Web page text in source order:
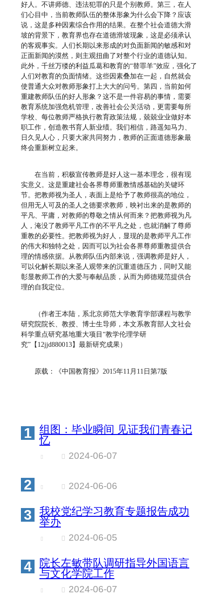
好人。不讲师德、违法犯罪的只是个别教师。第三，在人
们心目中，当前教师队伍的整体形象为什么会下降？应该
说，这是多种因素综合作用的结果。在整个社会道德大滑
坡的背景下，教育界也存在道德滑坡现象，这是必须承认
的客观事实。人们长期以来形成的对负面新闻的敏感和对
正面新闻的漠然，则主观扭曲了对整个行业的道德认知。
此外，千丝万缕的利益瓜葛和教育的“替罪羊”效应，强化了
人们对教育的负面情绪。这些因素叠加在一起，自然就会
使普通大众对教师形象打上大大的问号。第四，当前如何
重建教师队伍的好人形象？这不是一件容易的事情，需要
教育系统加强危机管理，改善社会公关活动，更需要每所
学校、每位教师严格执行教育政策法规，兢兢业业做好本
职工作，创造教书育人新业绩。我们相信，路遥知马力、
日久见人心，只要大家共同努力，教师的正面道德形象最
终会重新树立起来。
在当前，积极宣传教师是好人这一基本理念，很有现
实意义。这是重建社会各界尊师重教情感基础的关键环
节。把教师视为圣人，表面上是给予了教师很高的地位，
但用无人可及的圣人之德要求教师，映衬出来的是教师的
平凡、平庸，对教师的尊敬之情从何而来？把教师视为凡
人，淹没了教师平凡工作的不平凡之处，也就消解了尊师
重教的必要性。把教师视为好人，显现的是教师平凡工作
的伟大和独特之处，因而可以为社会各界尊师重教提供合
理的情感依据。从教师队伍内部来说，强调教师是好人，
可以化解长期以来圣人观带来的沉重道德压力，同时又能
彰显教师工作的大爱与奉献品质，从而为师德规范提供合
理的自我定位。
（作者王本陆，系北京师范大学教育学部课程与教学
研究院院长、教授、博士生导师，本文系教育部人文社会
科学重点研究基地重大项目“教学伦理学研
究”【12jjd880013】最新研究成果）
原载：《中国教育报》2015年11月11日第7版
1
组图：毕业瞬间 见证我们青春记
忆
2024-06-07
2 2024-06-06
3
我校党纪学习教育专题报告成功
举办
2024-06-05
4
院长左敏带队调研指导外国语言
与文化学院工作
2024-06-07